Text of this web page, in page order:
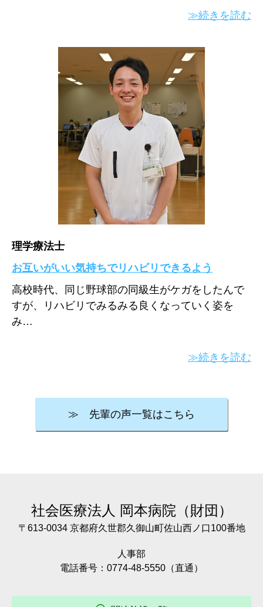
≫続きを読む
理学療法士
お互いがいい気持ちでリハビリできるよう
高校時代、同じ野球部の同級生がケガをしたんで
すが、リハビリでみるみる良くなっていく姿を
み…
≫続きを読む
≫ 先輩の声一覧はこちら
社会医療法人 岡本病院（財団）
〒613-0034 京都府久世郡久御山町佐山西ノ口100番地
人事部
電話番号：0774-48-5550（直通）